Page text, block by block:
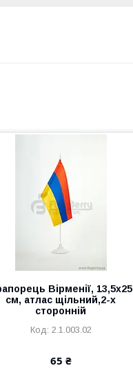
Вірменії, 13,5х25
см, атлас щільний,2-х
сторонній
2.1.003.02
65 ₴